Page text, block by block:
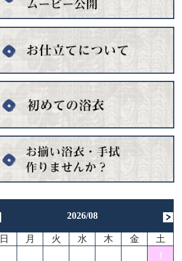
2026/08
日 月 火 水 木 金
土
1